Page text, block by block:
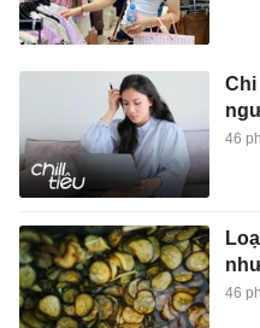
Chi
46
46